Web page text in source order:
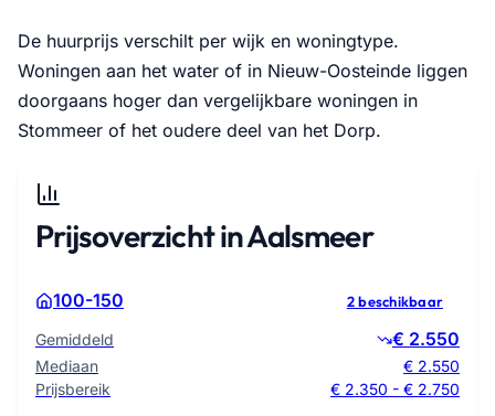
De huurprijs verschilt per wijk en woningtype.
Woningen aan het water of in Nieuw-Oosteinde liggen
doorgaans hoger dan vergelijkbare woningen in
Stommeer of het oudere deel van het Dorp.
Prijsoverzicht in Aalsmeer
100-150 2 beschikbaar
Gemiddeld € 2.550
Mediaan
€ 2.550
Prijsbereik
€ 2.350 - € 2.750